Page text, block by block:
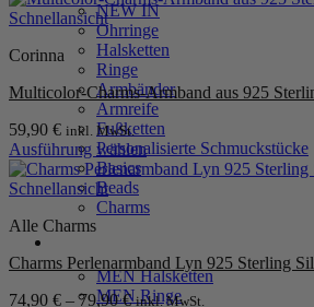
NEW IN
Ohrringe
Halsketten
Ringe
Armbänder
Armreife
Fußketten
Personalisierte Schmuckstücke
Basics
Beads
Charms
MEN Halsketten
MEN Ringe
Schnellansicht
Corinna
Multicolor-Charms-Armband aus 925
59,90 € inkl. MwSt.
Ausführung wählen
Dieses
Produkt
mehrere
Varianten
auf.
Schnellansicht
Alle Charms
Charms Perlenarmband Lyn 925 Sterling
74,90 € –79,90€ inkl. MwSt.